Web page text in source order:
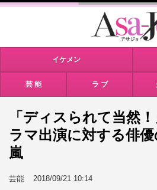
イケメン
芸 能 ラ ブ
「ディスられて当然
ラマ出演に対する俳
嵐
芸能 2018/09/21 10:14